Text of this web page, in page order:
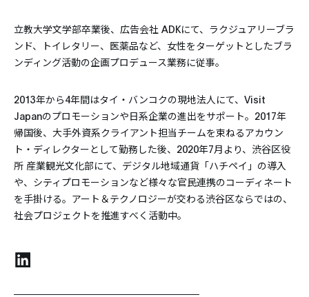
立教大学文学部卒業後、広告会社 ADKにて、ラクジュアリーブラ
ンド、トイレタリー、医薬品など、女性をターゲットとしたブラ
ンディング活動の企画プロデュース業務に従事。
2013年から4年間はタイ・バンコクの現地法人にて、Visit
Japanのプロモーションや日系企業の進出をサポート。2017年
帰国後、大手外資系クライアント担当チームを束ねるアカウン
ト・ディレクターとして勤務した後、2020年7月より、渋谷区役
所 産業観光文化部にて、デジタル地域通貨「ハチペイ」の導入
や、シティプロモーションなど様々な官民連携のコーディネート
を手掛ける。アート＆テクノロジーが交わる渋谷区ならではの、
社会プロジェクトを推進すべく活動中。